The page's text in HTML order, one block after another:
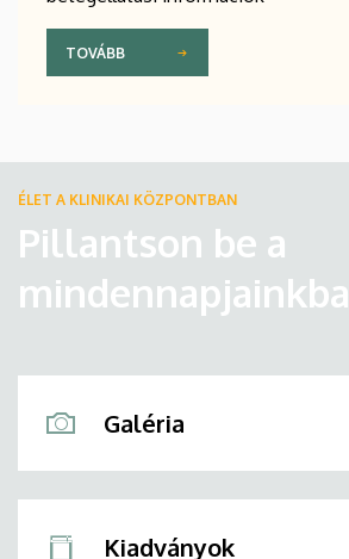
TOVÁBB
ÉLET A KLINIKAI KÖZPONTBAN
Pillantson be a
mindennapjainkba
Galéria
Kiadványok